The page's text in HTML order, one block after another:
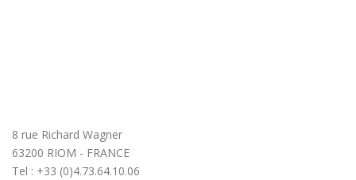
8 rue Richard Wagner
63200 RIOM - FRANCE
Tel : +33 (0)4.73.64.10.06